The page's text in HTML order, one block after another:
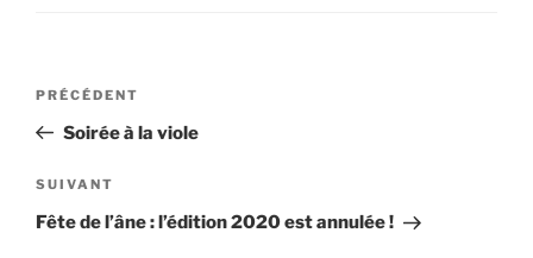
Navigation
l’article
Article
précédent
PRÉCÉDENT
Soirée à la viole
Article
suivant
SUIVANT
Fête de l’âne : l’édition 2020 est annulée !